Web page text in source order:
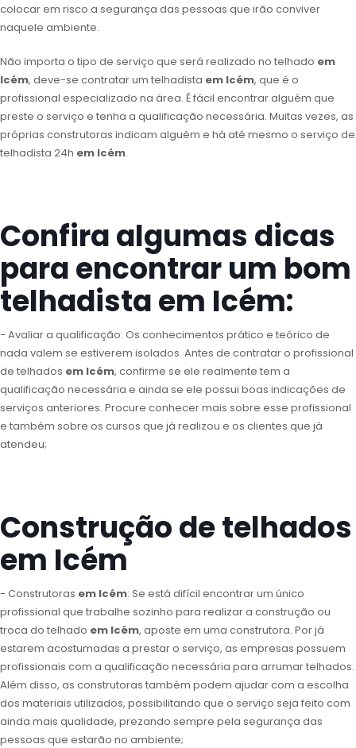
colocar em risco a segurança das pessoas que irão conviver
naquele ambiente.
Não importa o tipo de serviço que será realizado no telhado em
Icém, deve-se contratar um telhadista em Icém, que é o
profissional especializado na área. É fácil encontrar alguém que
preste o serviço e tenha a qualificação necessária. Muitas vezes, as
próprias construtoras indicam alguém e há até mesmo o serviço de
telhadista 24h em Icém.
Confira algumas dicas
para encontrar um bom
telhadista em Icém:
- Avaliar a qualificação: Os conhecimentos prático e teórico de
nada valem se estiverem isolados. Antes de contratar o profissional
de telhados em Icém, confirme se ele realmente tem a
qualificação necessária e ainda se ele possui boas indicações de
serviços anteriores. Procure conhecer mais sobre esse profissional
e também sobre os cursos que já realizou e os clientes que já
atendeu;
Construção de telhados
em Icém
- Construtoras em Icém: Se está difícil encontrar um único
profissional que trabalhe sozinho para realizar a construção ou
troca do telhado em Icém, aposte em uma construtora. Por já
estarem acostumadas a prestar o serviço, as empresas possuem
profissionais com a qualificação necessária para arrumar telhados.
Além disso, as construtoras também podem ajudar com a escolha
dos materiais utilizados, possibilitando que o serviço seja feito com
ainda mais qualidade, prezando sempre pela segurança das
pessoas que estarão no ambiente;